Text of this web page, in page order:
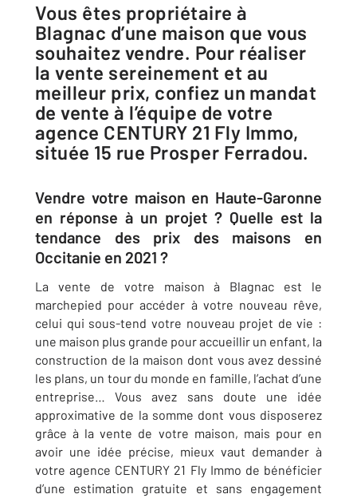
Vous êtes propriétaire à
Blagnac d’une maison que vous
souhaitez vendre. Pour réaliser
la vente sereinement et au
meilleur prix, confiez un mandat
de vente à l’équipe de votre
agence CENTURY 21 Fly Immo,
située 15 rue Prosper Ferradou.
Vendre votre maison en Haute-Garonne
en réponse à un projet ? Quelle est la
tendance des prix des maisons en
Occitanie en 2021 ?
La vente de votre maison à Blagnac est le
marchepied pour accéder à votre nouveau rêve,
celui qui sous-tend votre nouveau projet de vie :
une maison plus grande pour accueillir un enfant, la
construction de la maison dont vous avez dessiné
les plans, un tour du monde en famille, l’achat d’une
entreprise… Vous avez sans doute une idée
approximative de la somme dont vous disposerez
grâce à la vente de votre maison, mais pour en
avoir une idée précise, mieux vaut demander à
votre agence CENTURY 21 Fly Immo de bénéficier
d’une estimation gratuite et sans engagement